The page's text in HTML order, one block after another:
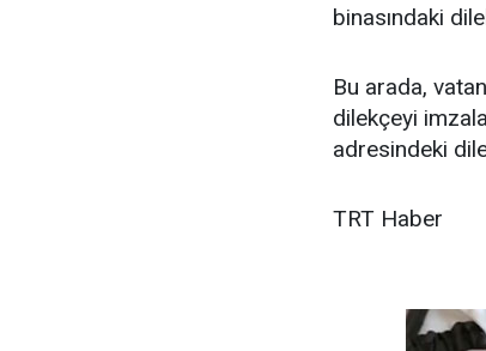
binasındaki
Bu arada,
dilekçeyi
adresindeki
TRT Haber